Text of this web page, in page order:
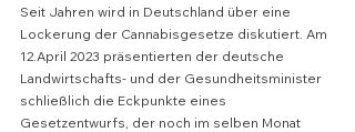
Seit Jahren wird in Deutschland über eine
Lockerung der Cannabisgesetze diskutiert. Am
12.April 2023 präsentierten der deutsche
Landwirtschafts- und der Gesundheitsminister
schließlich die Eckpunkte eines
Gesetzentwurfs, der noch im selben Monat